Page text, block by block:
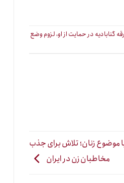
در حمایت از او، لزوم وضع
موضوع زنان؛ تلاش برای جذب
مخاطبان زن در ایران